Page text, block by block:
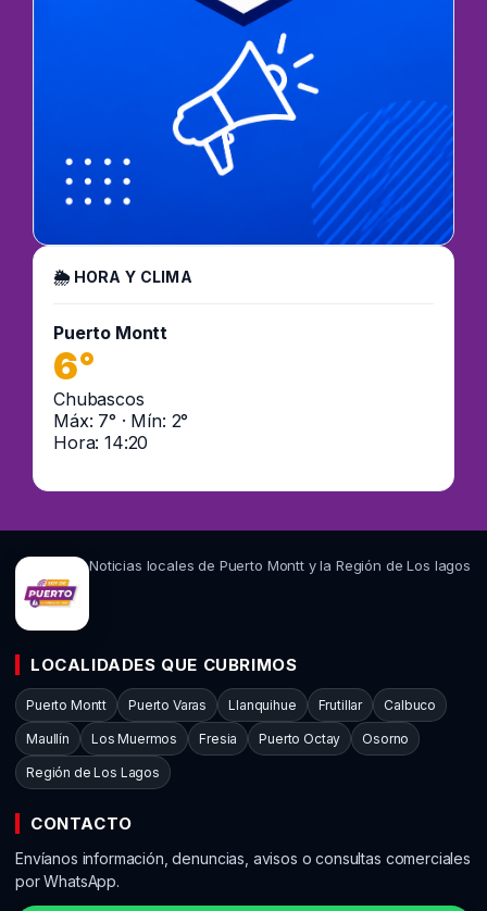
🌦 HORA Y CLIMA
Puerto Montt
6°
Chubascos
Máx: 7° · Mín: 2°
Hora: 14:20
Noticias locales de Puerto Montt y la Región de Los lagos
LOCALIDADES QUE CUBRIMOS
Puerto Montt Puerto Varas Llanquihue Frutillar Calbuco
Maullín Los Muermos Fresia Puerto Octay Osorno
Región de Los Lagos
CONTACTO
Envíanos información, denuncias, avisos o consultas comerciales
por WhatsApp.